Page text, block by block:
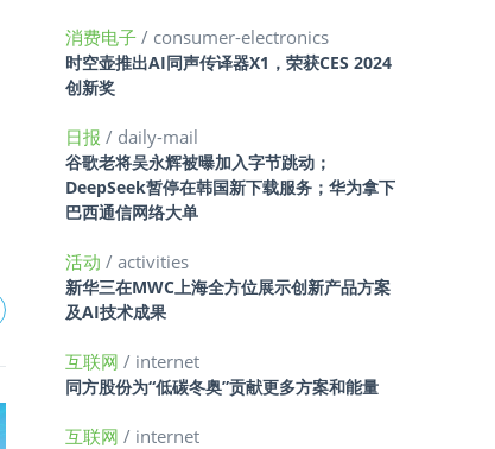
消费电子 / consumer-electronics
时空壶推出AI同声传译器X1，荣获CES 2024
创新奖
日报 / daily-mail
谷歌老将吴永辉被曝加入字节跳动；
DeepSeek暂停在韩国新下载服务；华为拿下
巴西通信网络大单
活动 / activities
新华三在MWC上海全方位展示创新产品方案
及AI技术成果
互联网 / internet
同方股份为“低碳冬奥”贡献更多方案和能量
互联网 / internet